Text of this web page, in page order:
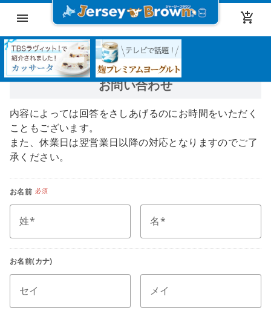
add_shopping_cart
menu
お問い合わせ
内容によっては回答をさしあげるのにお時間をいただく
こともございます。
また、休業日は翌営業日以降の対応となりますのでご了
承ください。
お名前 必須
姓 名
お名前(カナ)
セイ メイ